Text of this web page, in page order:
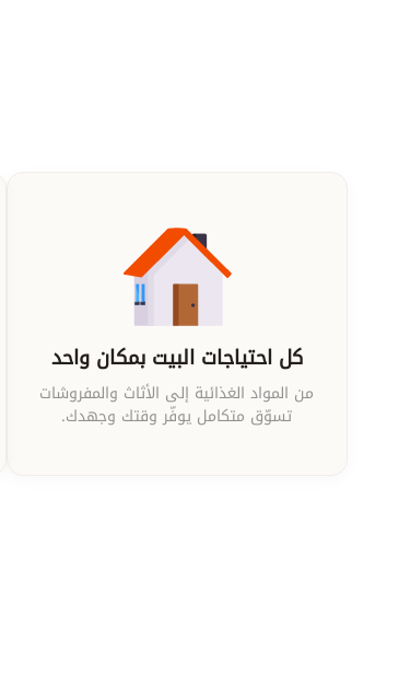
كل احتياجات البيت بمكان واحد
من المواد الغذائية إلى الأثاث والمفروشات
تسوّق متكامل يوفّر وقتك وجهدك.